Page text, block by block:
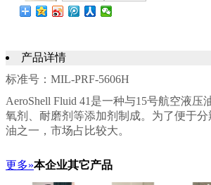
产品详情
标准号：MIL-PRF-5606H
AeroShell Fluid 41是一种与15号航空液
氧剂、耐磨剂等添加剂制成。为了便于
油之一，市场占比较大。
更多»本企业其它产品